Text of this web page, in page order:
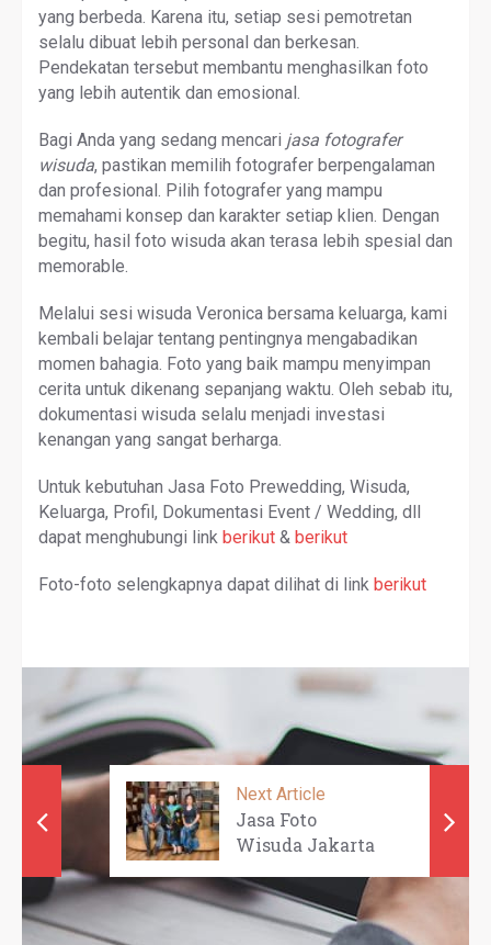
yang berbeda. Karena itu, setiap sesi pemotretan
selalu dibuat lebih personal dan berkesan.
Pendekatan tersebut membantu menghasilkan foto
yang lebih autentik dan emosional.
Bagi Anda yang sedang mencari jasa fotografer
wisuda, pastikan memilih fotografer berpengalaman
dan profesional. Pilih fotografer yang mampu
memahami konsep dan karakter setiap klien. Dengan
begitu, hasil foto wisuda akan terasa lebih spesial dan
memorable.
Melalui sesi wisuda Veronica bersama keluarga, kami
kembali belajar tentang pentingnya mengabadikan
momen bahagia. Foto yang baik mampu menyimpan
cerita untuk dikenang sepanjang waktu. Oleh sebab itu,
dokumentasi wisuda selalu menjadi investasi
kenangan yang sangat berharga.
Untuk kebutuhan Jasa Foto Prewedding, Wisuda,
Keluarga, Profil, Dokumentasi Event / Wedding, dll
dapat menghubungi link berikut & berikut
Foto-foto selengkapnya dapat dilihat di link berikut
Next Article
Jasa Foto
Wisuda Jakarta